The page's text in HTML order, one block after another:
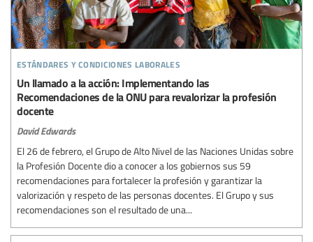
estándares y condiciones laborales
Un llamado a la acción: Implementando las
Recomendaciones de la ONU para revalorizar la profesión
docente
David Edwards
El 26 de febrero, el Grupo de Alto Nivel de las Naciones Unidas sobre
la Profesión Docente dio a conocer a los gobiernos sus 59
recomendaciones para fortalecer la profesión y garantizar la
valorización y respeto de las personas docentes. El Grupo y sus
recomendaciones son el resultado de una...